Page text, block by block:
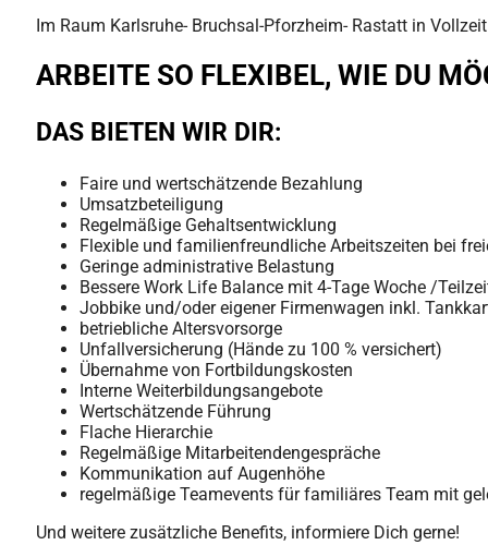
Im Raum Karlsruhe- Bruchsal-Pforzheim- Rastatt in
ARBEITE SO FLEXIBEL, WIE DU
DAS BIETEN WIR DIR:
Faire und wertschätzende Bezahlung
Umsatzbeteiligung
Regelmäßige Gehaltsentwicklung
Flexible und familienfreundliche Arbeitszeiten bei
Geringe administrative Belastung
Bessere Work Life Balance mit 4-Tage Woche /
Jobbike und/oder eigener Firmenwagen inkl.
betriebliche Altersvorsorge
Unfallversicherung (Hände zu 100 % versichert)
Übernahme von Fortbildungskosten
Interne Weiterbildungsangebote
Wertschätzende Führung
Flache Hierarchie
Regelmäßige Mitarbeitendengespräche
Kommunikation auf Augenhöhe
regelmäßige Teamevents für familiäres Team mit
Und weitere zusätzliche Benefits, informiere Dich gerne!